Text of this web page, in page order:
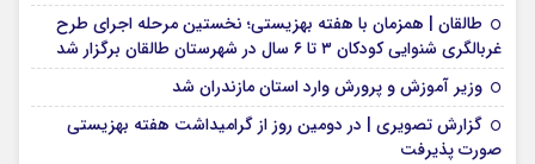
طالقان | همزمان با هفته بهزیستی؛ نخستین مرحله اجرای طرح
غربالگری شنوایی کودکان ۳ تا ۶ سال در شهرستان طالقان برگزار شد
وزیر آموزش و پرورش وارد استان مازندران شد
گزارش تصویری | در دومین روز از گرامیداشت هفته بهزیستی
صورت پذیرفت